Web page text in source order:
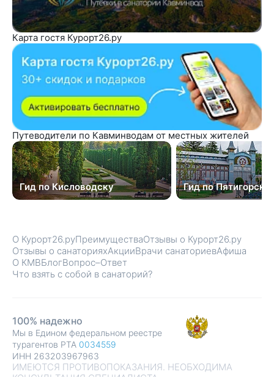
Карта гостя Курорт26.ру
Путеводители по Кавминводам от местных жителей
Гид по Кисловодску Гид по Пятигорску
О Курорт26.руПреимуществаОтзывы о Курорт26.ру
Отзывы о санаторияхАкцииВрачи санаториевАфиша
О КМВБлогВопрос–Ответ
Что взять с собой в санаторий?
ИМЕЮТСЯ ПРОТИВОПОКАЗАНИЯ. НЕОБХОДИМА
100% надежно
Мы в Едином федеральном реестре
турагентов РТА 0034559
ИНН 263203967963